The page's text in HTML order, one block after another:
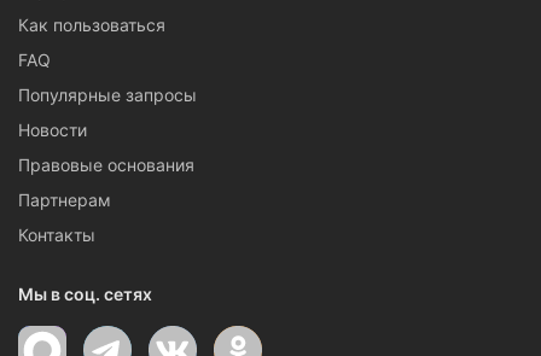
Как пользоваться
FAQ
Популярные запросы
Новости
Правовые основания
Партнерам
Контакты
Мы в соц. сетях